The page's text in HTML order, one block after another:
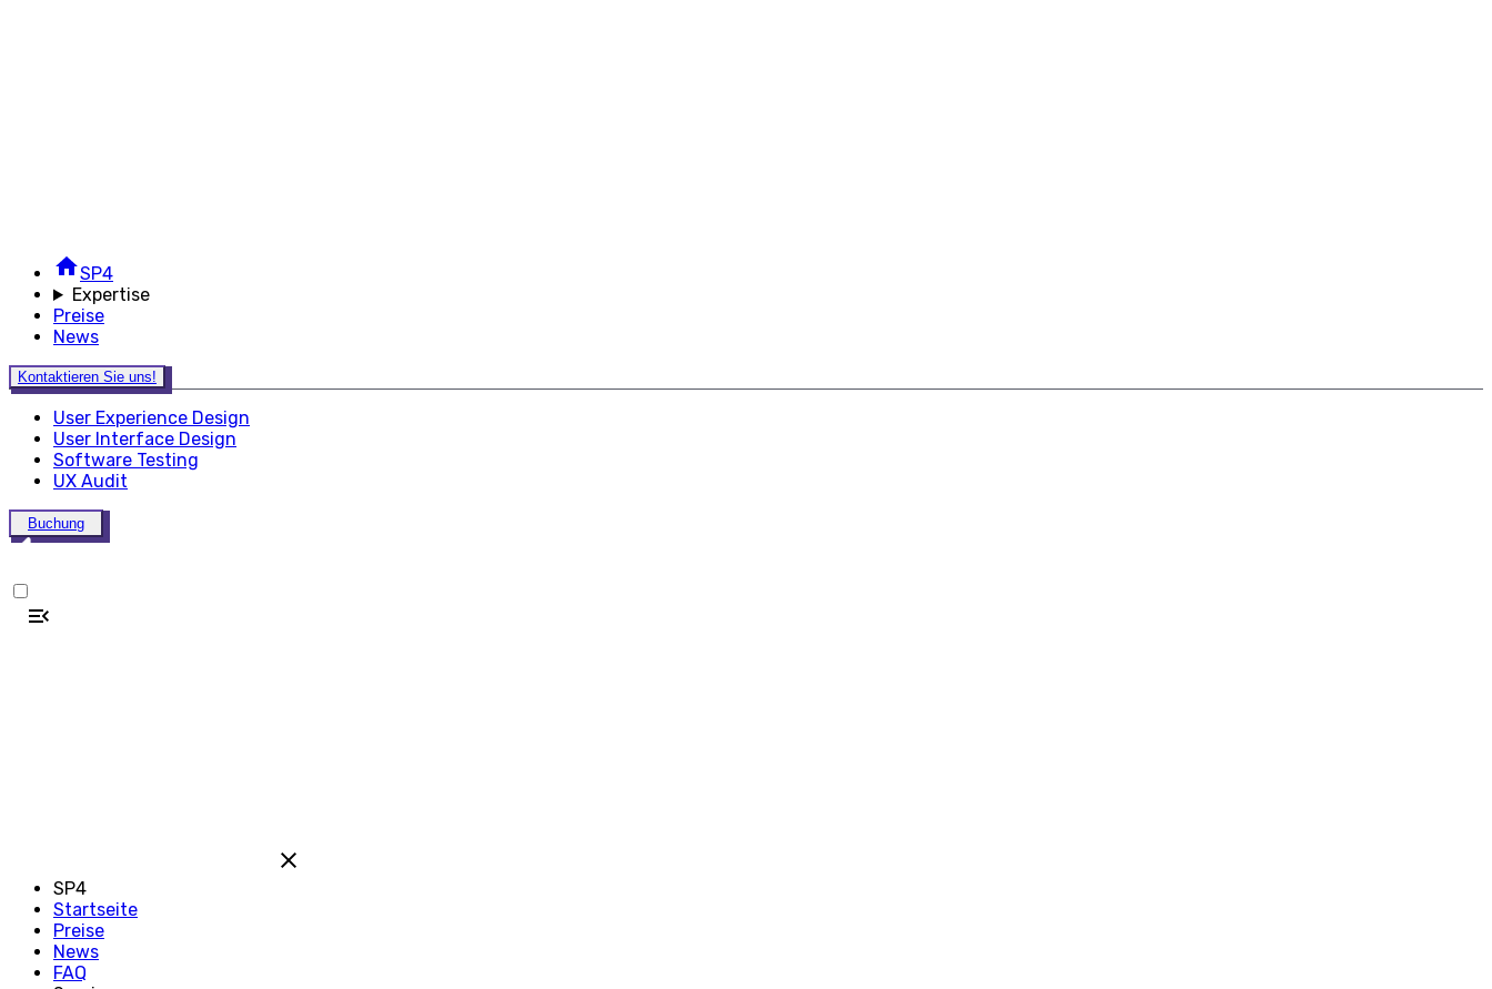
SP4
Expertise
Preise
News
Kontaktieren Sie uns!
User Experience Design
User Interface Design
Software Testing
UX Audit
Buchung
SP4
Startseite
Preise
News
FAQ